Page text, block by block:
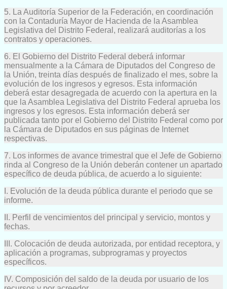
5. La Auditoría Superior de la Federación, en coordinación
con la Contaduría Mayor de Hacienda de la Asamblea
Legislativa del Distrito Federal, realizará auditorías a los
contratos y operaciones.
6. El Gobierno del Distrito Federal deberá informar
mensualmente a la Cámara de Diputados del Congreso de
la Unión, treinta días después de finalizado el mes, sobre la
evolución de los ingresos y egresos. Esta información
deberá estar desagregada de acuerdo con la apertura en la
que la Asamblea Legislativa del Distrito Federal aprueba los
ingresos y los egresos. Esta información deberá ser
publicada tanto por el Gobierno del Distrito Federal como por
la Cámara de Diputados en sus páginas de Internet
respectivas.
7. Los informes de avance trimestral que el Jefe de Gobierno
rinda al Congreso de la Unión deberán contener un apartado
específico de deuda pública, de acuerdo a lo siguiente:
I. Evolución de la deuda pública durante el periodo que se
informe.
II. Perfil de vencimientos del principal y servicio, montos y
fechas.
III. Colocación de deuda autorizada, por entidad receptora, y
aplicación a programas, subprogramas y proyectos
específicos.
IV. Composición del saldo de la deuda por usuario de los